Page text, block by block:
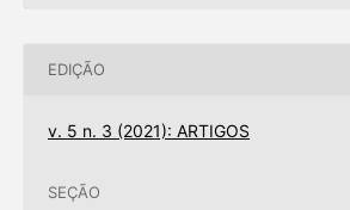
EDIÇÃO
v. 5 n. 3 (2021): ARTIGOS
SEÇÃO